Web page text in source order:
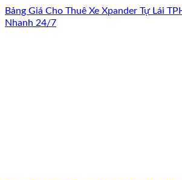
Bảng Giá Cho Thuê Xe Xpander Tự Lái
Nhanh 24/7